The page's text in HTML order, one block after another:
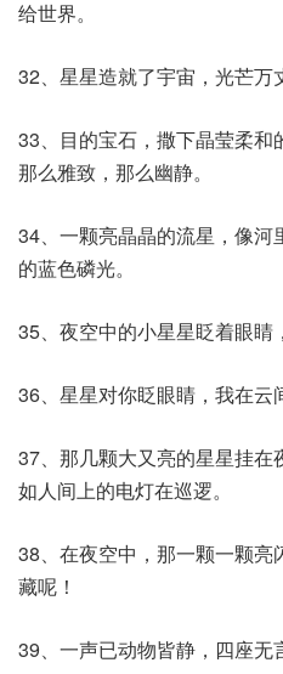
给世界。
32、星星造就了宇宙，光芒万
33、目的宝石，撒下晶莹柔
那么雅致，那么幽静。
34、一颗亮晶晶的流星，像
的蓝色磷光。
35、夜空中的小星星眨着眼睛
36、星星对你眨眼睛，我在云
37、那几颗大又亮的星星挂
如人间上的电灯在巡逻。
38、在夜空中，那一颗一颗
藏呢！
39、一声已动物皆静，四座无